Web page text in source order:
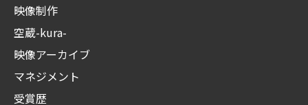
映像制作
空蔵-kura-
映像アーカイブ
マネジメント
受賞歴